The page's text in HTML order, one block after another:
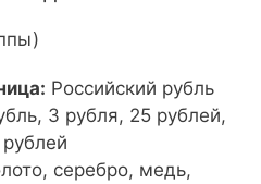
Российский рубль
3 рубля, 25 рублей,
серебро, медь,